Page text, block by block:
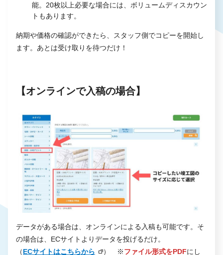
能。20枚以上必要な場合には、ボリュームディスカウン
トもあります。
納期や価格の確認ができたら、スタッフ側でコピーを開始し
ます。あとは受け取りを待つだけ！
【オンラインで入稿の場合】
データがある場合は、オンラインによる入稿も可能です。そ
の場合は、ECサイトよりデータを投げるだけ。
（ECサイトはこちらから ） ※ファイル形式をPDFにし